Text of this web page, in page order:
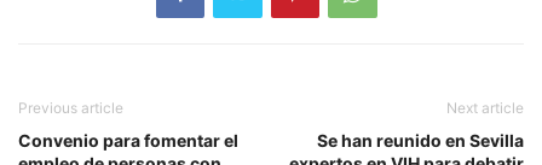
Previous article
Convenio para fomentar el
Next article
Se han reunido en Sevilla